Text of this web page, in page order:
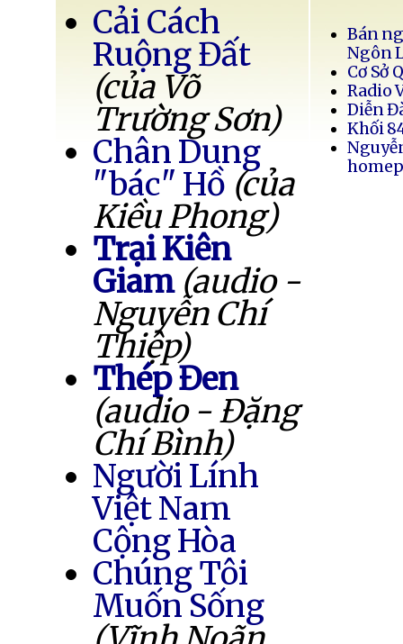
Cải Cách
Ruộng Đất
(của Võ
Trường Sơn)
Chân Dung
"bác" Hồ (của
Kiều Phong)
Trại Kiên
Giam (audio -
Nguyễn Chí
Thiệp)
Thép Đen
(audio - Đặng
Chí Bình)
Người Lính
Việt Nam
Cộng Hòa
Chúng Tôi
Muốn Sống
Bán
Ngôn
Cơ Sở
Radio
Diễn
Khối